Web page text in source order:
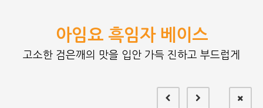
아임요 흑임자 베이스
고소한 검은깨의 맛을 입안 가득 진하고 부드럽게